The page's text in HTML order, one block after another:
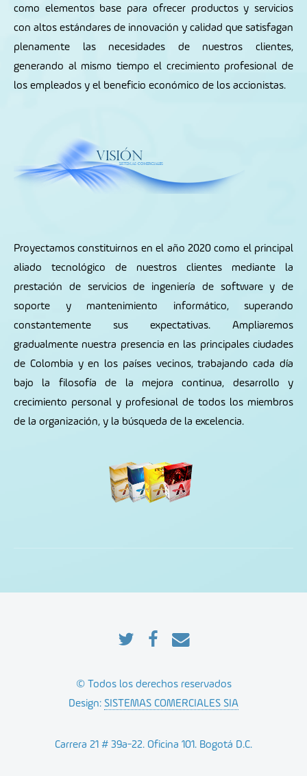
como elementos base para ofrecer productos y servicios
con altos estándares de innovación y calidad que satisfagan
plenamente las necesidades de nuestros clientes,
generando al mismo tiempo el crecimiento profesional de
los empleados y el beneficio económico de los accionistas.
Proyectamos constituirnos en el año 2020 como el principal
aliado tecnológico de nuestros clientes mediante la
prestación de servicios de ingeniería de software y de
soporte y mantenimiento informático, superando
constantemente sus expectativas. Ampliaremos
gradualmente nuestra presencia en las principales ciudades
de Colombia y en los países vecinos, trabajando cada día
bajo la filosofía de la mejora continua, desarrollo y
crecimiento personal y profesional de todos los miembros
de la organización, y la búsqueda de la excelencia.
© Todos los derechos reservados
Design: SISTEMAS COMERCIALES SIA
Carrera 21 # 39a-22. Oficina 101. Bogotá D.C.